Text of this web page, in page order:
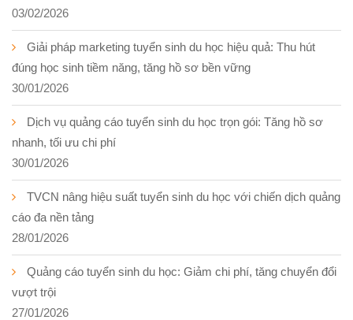
03/02/2026
Giải pháp marketing tuyển sinh du học hiệu quả: Thu hút
đúng học sinh tiềm năng, tăng hồ sơ bền vững
30/01/2026
Dịch vụ quảng cáo tuyển sinh du học trọn gói: Tăng hồ sơ
nhanh, tối ưu chi phí
30/01/2026
TVCN nâng hiệu suất tuyển sinh du học với chiến dịch quảng
cáo đa nền tảng
28/01/2026
Quảng cáo tuyển sinh du học: Giảm chi phí, tăng chuyển đổi
vượt trội
27/01/2026